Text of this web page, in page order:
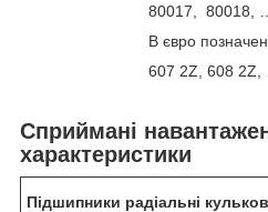
80017, 80018, …
В євро
607 2Z, 608 2Z, …623
Сприймані
характеристики
Підшипники радіальні